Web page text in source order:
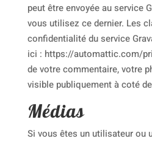
peut être envoyée au service
vous utilisez ce dernier. Les
confidentialité du service
ici : https://automattic.com/
de votre commentaire, votre
visible publiquement à coté
Médias
Si vous êtes un utilisateur ou